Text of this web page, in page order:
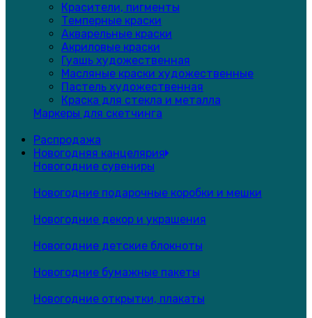
Красители, пигменты
Темперные краски
Акварельные краски
Акриловые краски
Гуашь художественная
Масляные краски художественные
Пастель художественная
Краска для стекла и металла
Маркеры для скетчинга
Распродажа
Новогодняя канцелярия
Новогодние сувениры
Новогодние подарочные коробки и мешки
Новогодние декор и украшения
Новогодние детские блокноты
Новогодние бумажные пакеты
Новогодние открытки, плакаты